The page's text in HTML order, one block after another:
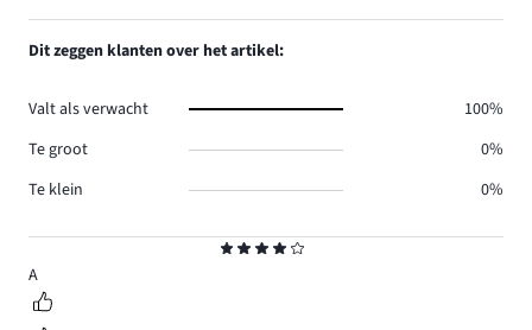
4
A
Dit zeggen klanten over het artikel:
Valt als verwacht
100%
Te groot
0%
Te klein
0%